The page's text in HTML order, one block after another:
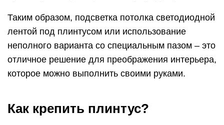
Таким образом, подсветка потолка светодиодной
лентой под плинтусом или использование
неполного варианта со специальным пазом – это
отличное решение для преображения интерьера,
которое можно выполнить своими руками.
Как крепить плинтус?